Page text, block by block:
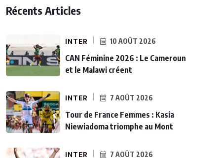
Récents Articles
INTER 10 AOÛT 2026
CAN Féminine 2026 : Le Cameroun
et le Malawi créent
INTER 7 AOÛT 2026
Tour de France Femmes : Kasia
Niewiadoma triomphe au Mont
INTER 7 AOÛT 2026